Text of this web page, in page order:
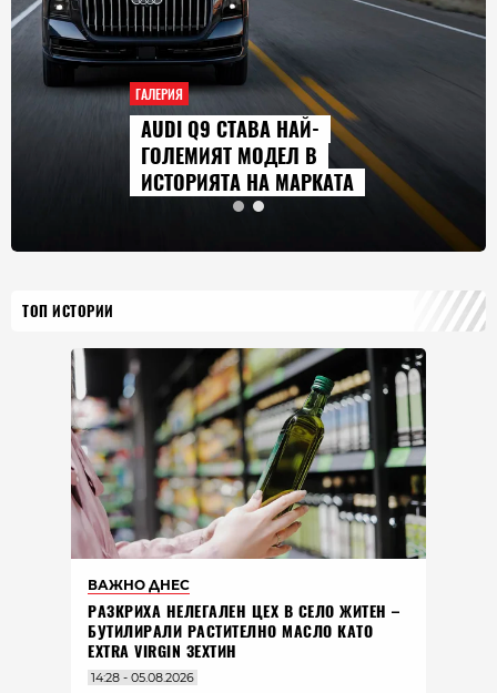
ГАЛЕРИЯ
AUDI Q9 СТАВА НАЙ-
ГОЛЕМИЯТ МОДЕЛ В
ИСТОРИЯТА НА МАРКАТА
ТОП ИСТОРИИ
ВАЖНО ДНЕС
РАЗКРИХА НЕЛЕГАЛЕН ЦЕХ В СЕЛО ЖИТЕН –
БУТИЛИРАЛИ РАСТИТЕЛНО МАСЛО КАТО
EXTRA VIRGIN ЗЕХТИН
14:28 - 05.08.2026